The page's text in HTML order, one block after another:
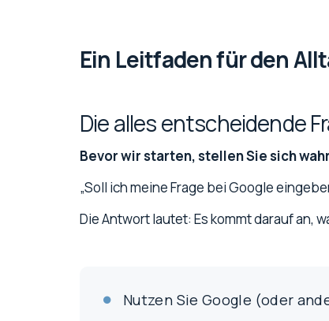
Ein Leitfaden für den
Die alles entscheidende
Bevor wir starten, stellen Sie sich
„Soll ich meine Frage bei Google
Die Antwort lautet: Es kommt darauf an,
Nutzen Sie Google (oder